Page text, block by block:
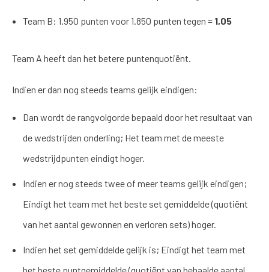
Team B: 1.950 punten voor 1.850 punten tegen = 1,05
Team A heeft dan het betere puntenquotiënt.
Indien er dan nog steeds teams gelijk eindigen:
Dan wordt de rangvolgorde bepaald door het resultaat van
de wedstrijden onderling; Het team met de meeste
wedstrijdpunten eindigt hoger.
Indien er nog steeds twee of meer teams gelijk eindigen;
Eindigt het team met het beste set gemiddelde (quotiënt
van het aantal gewonnen en verloren sets) hoger.
Indien het set gemiddelde gelijk is; Eindigt het team met
het beste puntgemiddelde (quotiënt van behaalde aantal